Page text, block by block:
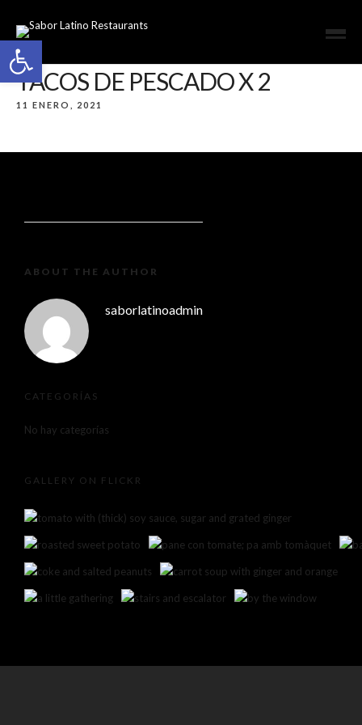
Open toolbar
TACOS DE PESCADO X 2
11 ENERO, 2021
ABOUT THE AUTHOR
saborlatinoadmin
CATEGORÍAS
No hay categorías
GALLERY ON FLICKR